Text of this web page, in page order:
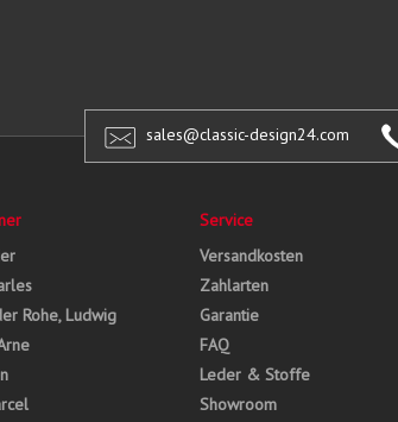
sales@classic-design24.com
Rohe, Ludwig
Service
Versandkosten
Zahlarten
Garantie
FAQ
Leder & Stoffe
Showroom